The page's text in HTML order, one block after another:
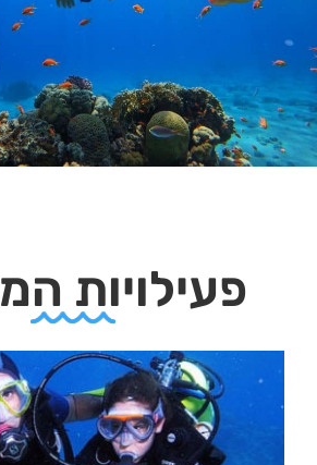
פעילויות